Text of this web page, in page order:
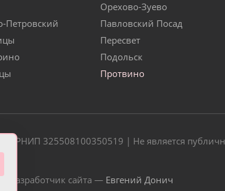
Петровский
Орехово-Зуево
Павловский Посад
Пересвет
Подольск
Протвино
325508100350519 | Не является
Разработчик сайта — Евгений Донич